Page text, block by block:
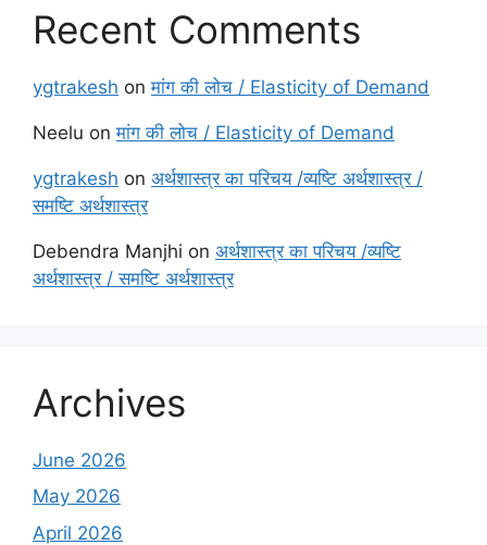
Recent Comments
ygtrakesh onमांग की लोच / Elasticity of Demand
Neelu onमांग की लोच / Elasticity of Demand
ygtrakesh on अर्थशास्त्र का परिचय /व्यष्टि अर्थशास्त्र /
समष्टि अर्थशास्त्र
Debendra Manjhi on अर्थशास्त्र का परिचय /व्यष्टि
अर्थशास्त्र / समष्टि अर्थशास्त्र
Archives
June 2026
May 2026
April 2026